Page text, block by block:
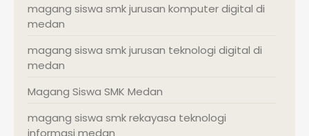
magang siswa smk jurusan komputer digital di
medan
magang siswa smk jurusan teknologi digital di
medan
Magang Siswa SMK Medan
magang siswa smk rekayasa teknologi
informasi medan